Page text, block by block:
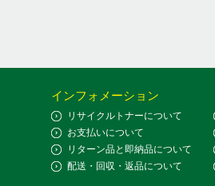
インフォメーション
リサイクルトナーについて
お支払いについて
リターン品と即納品について
配送・回収・返品について